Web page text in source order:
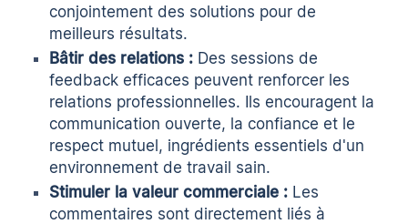
conjointement des solutions pour de
meilleurs résultats.
Bâtir des relations : Des sessions de
feedback efficaces peuvent renforcer les
relations professionnelles. Ils encouragent la
communication ouverte, la confiance et le
respect mutuel, ingrédients essentiels d'un
environnement de travail sain.
Stimuler la valeur commerciale : Les
commentaires sont directement liés à